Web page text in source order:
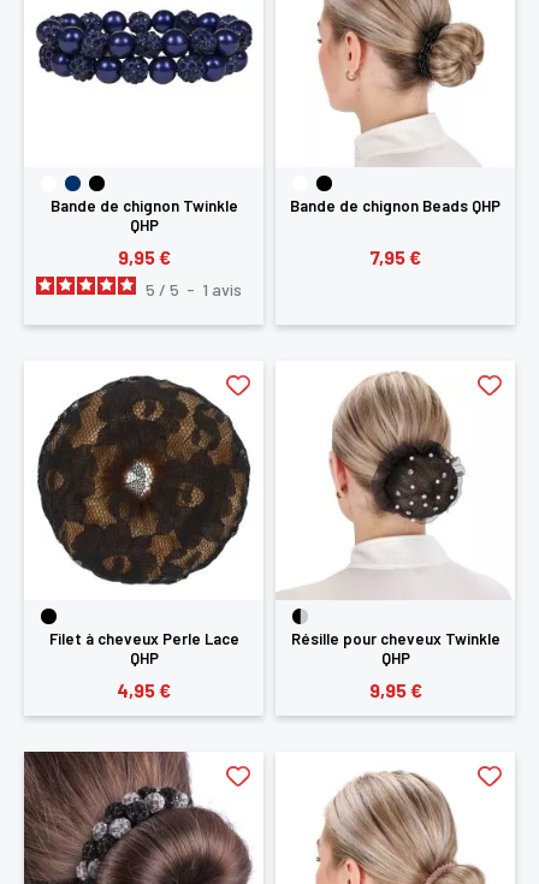
Bande de chignon Twinkle
QHP
9,95 €
5 / 5 - 1 avis
Bande de chignon Beads QHP
7,95 €
Filet à cheveux Perle Lace
QHP
4,95 €
Résille pour cheveux Twinkle
QHP
9,95 €